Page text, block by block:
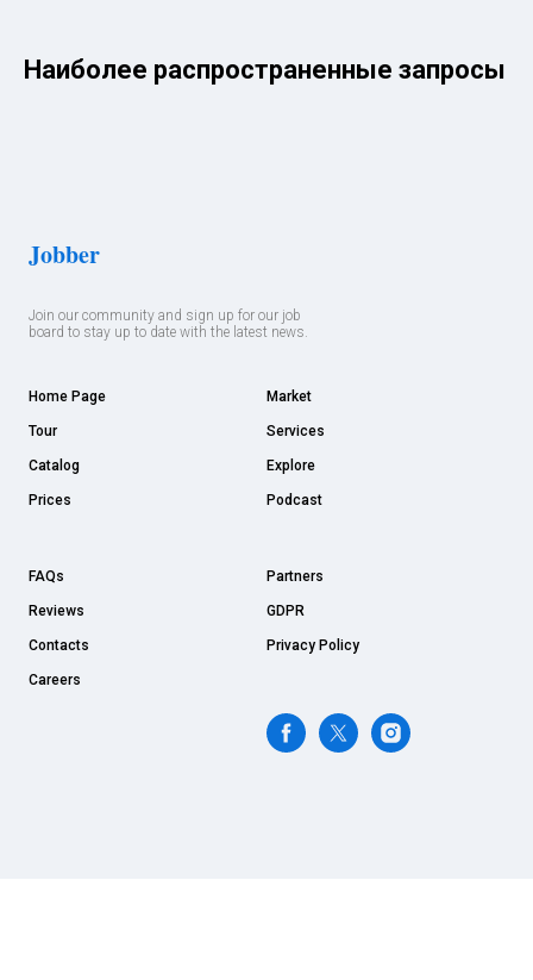
Наиболее распространенные запросы
Jobber
Join our community and sign up for our job
board to stay up to date with the latest news.
Home Page
Tour
Catalog
Prices
Market
Services
Explore
Podcast
FAQs
Reviews
Contacts
Careers
Partners
GDPR
Privacy Policy